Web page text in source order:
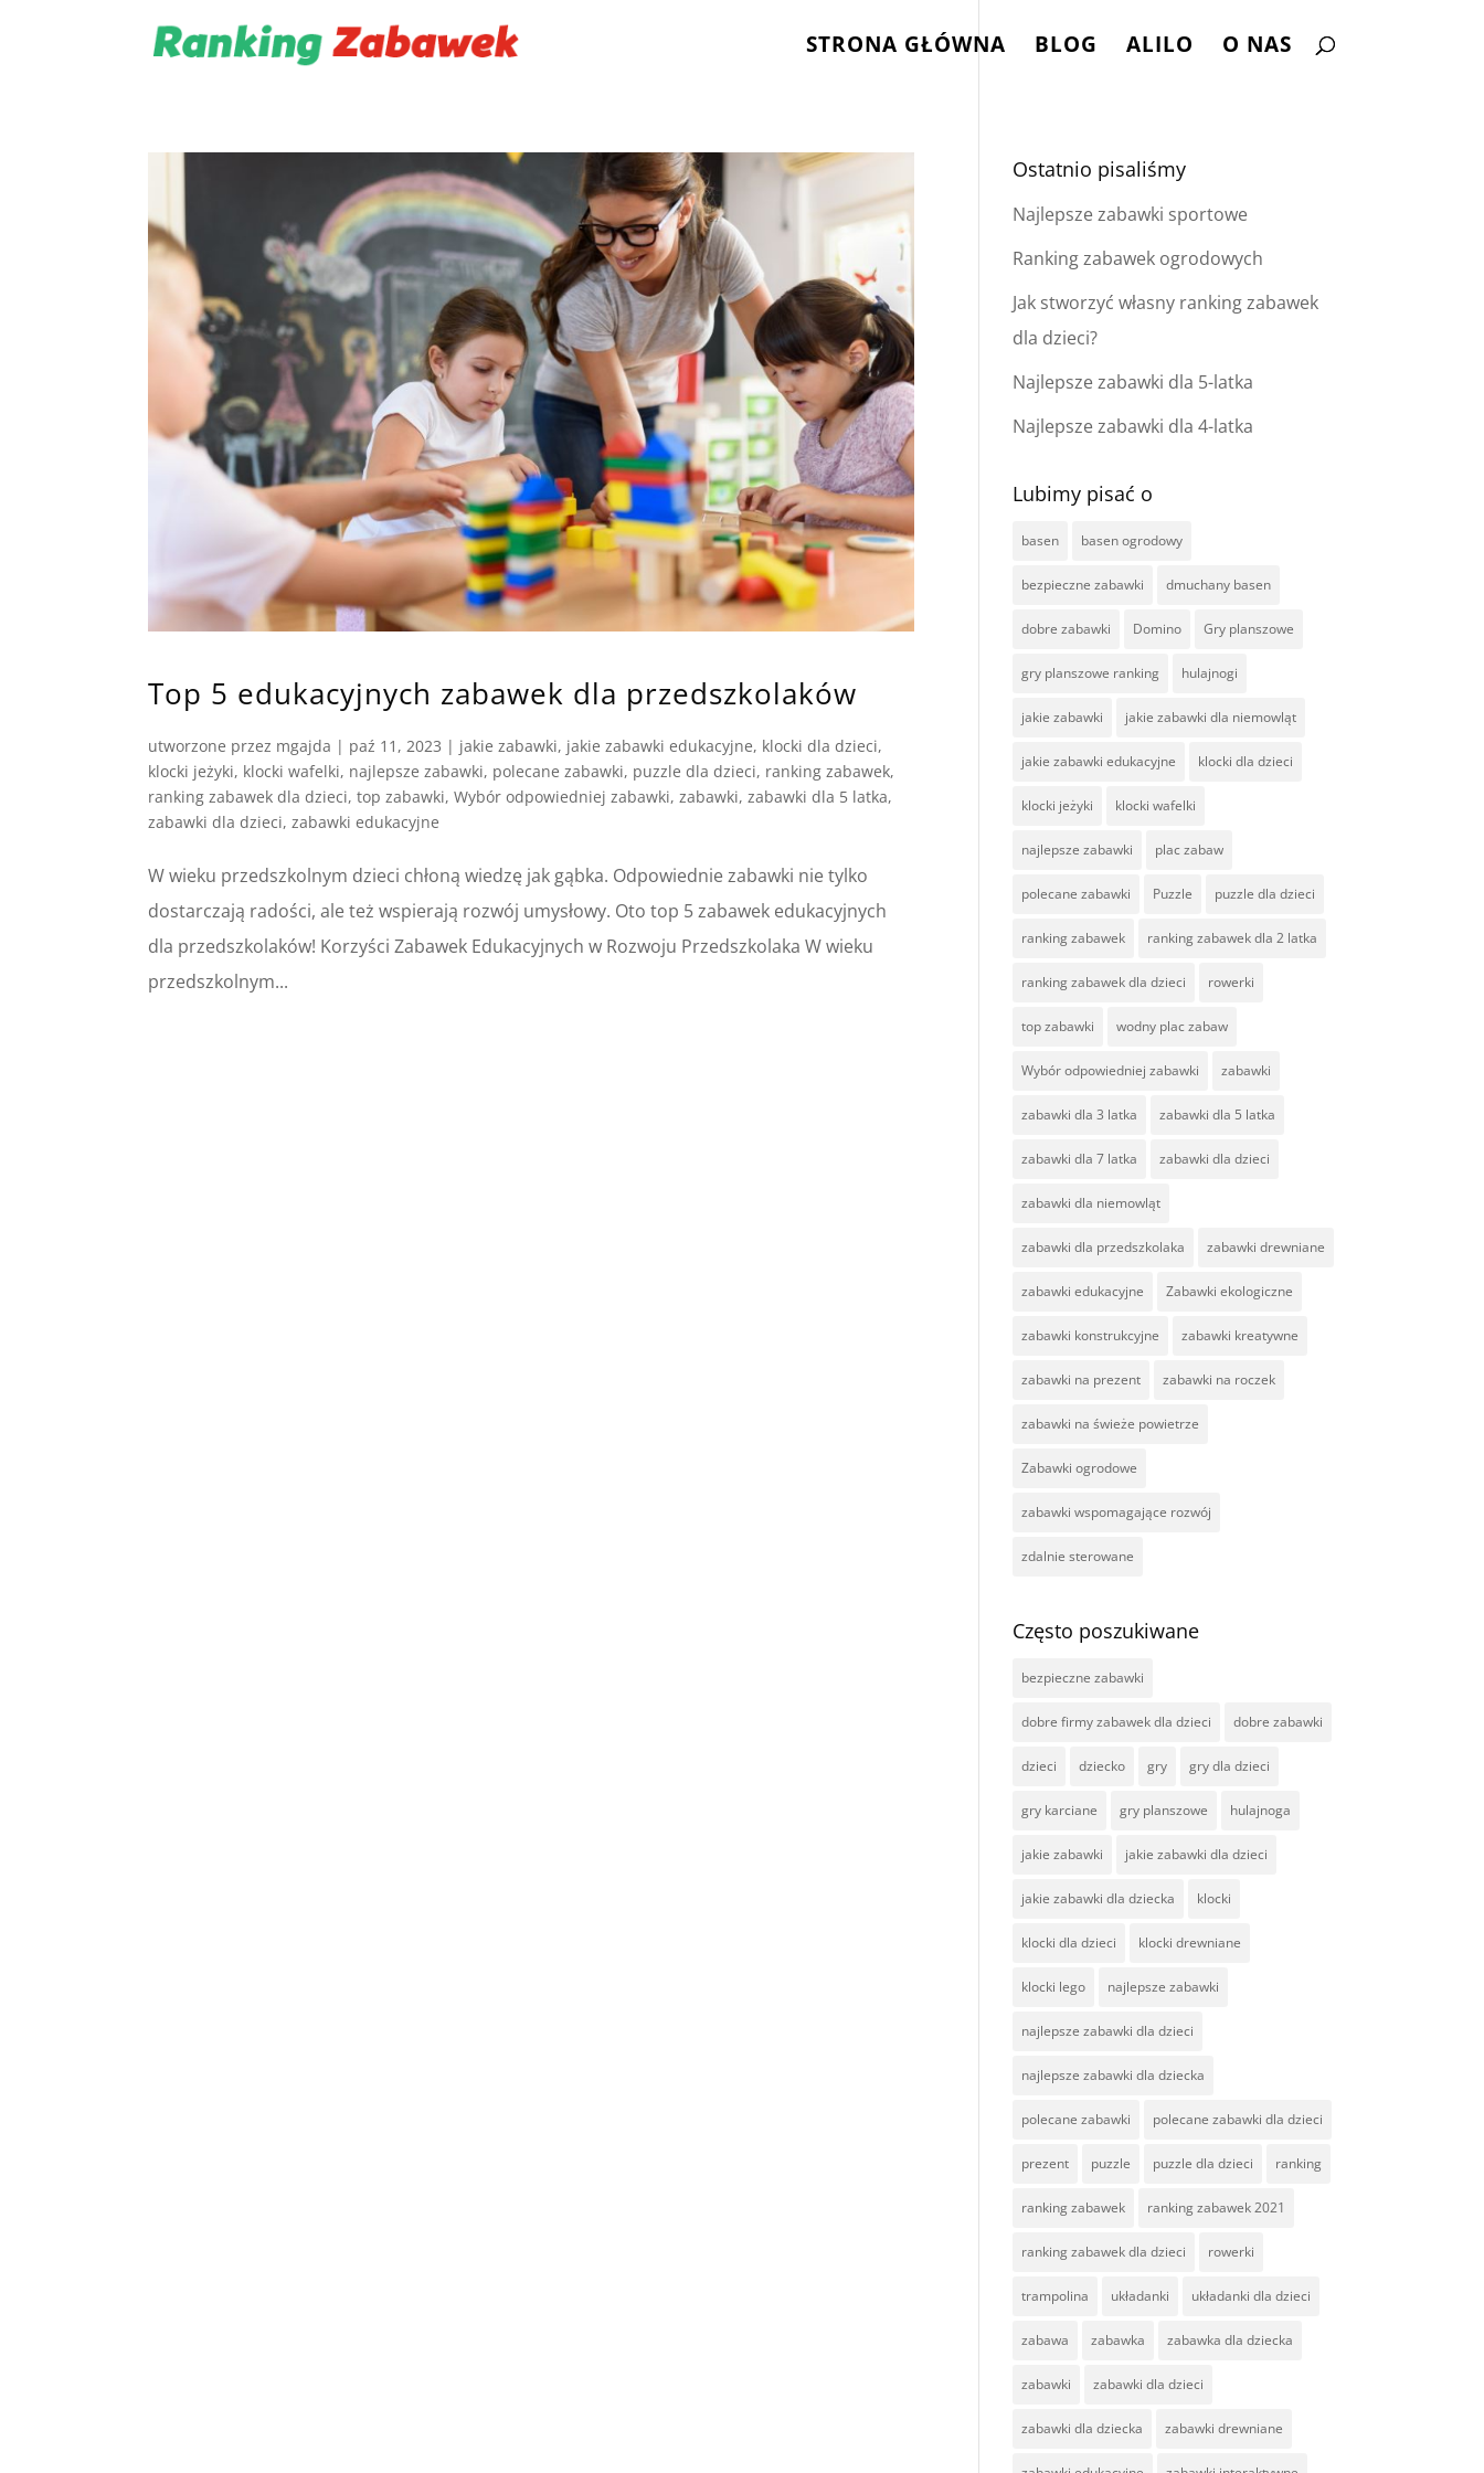
STRONA GŁÓWNA BLOG ALILO O NAS
Top 5 edukacyjnych zabawek dla przedszkolaków
utworzone przez mgajda | paź 11, 2023 | jakie zabawki, jakie zabawki edukacyjne, klocki dla dzieci,
klocki jeżyki, klocki wafelki, najlepsze zabawki, polecane zabawki, puzzle dla dzieci, ranking zabawek,
ranking zabawek dla dzieci,top zabawki,Wybór odpowiedniej zabawki,zabawki,zabawki dla 5 latka,
zabawki dla dzieci,zabawki edukacyjne
W wieku przedszkolnym dzieci chłoną wiedzę jak gąbka. Odpowiednie zabawki nie tylko
dostarczają radości, ale też wspierają rozwój umysłowy. Oto top 5 zabawek edukacyjnych
dla przedszkolaków! Korzyści Zabawek Edukacyjnych w Rozwoju Przedszkolaka W wieku
przedszkolnym...
Ostatnio pisaliśmy
Najlepsze zabawki sportowe
Ranking zabawek ogrodowych
Jak stworzyć własny ranking zabawek
dla dzieci?
Najlepsze zabawki dla 5-latka
Najlepsze zabawki dla 4-latka
Lubimy pisać o
basen basen ogrodowy
bezpieczne zabawki dmuchany basen
dobre zabawki Domino Gry planszowe
gry planszowe ranking hulajnogi
jakie zabawki jakie zabawki dla niemowląt
jakie zabawki edukacyjne klocki dla dzieci
klocki jeżyki klocki wafelki
najlepsze zabawki plac zabaw
polecane zabawki Puzzle puzzle dla dzieci
ranking zabawek ranking zabawek dla 2 latka
ranking zabawek dla dzieci rowerki
top zabawki wodny plac zabaw
Wybór odpowiedniej zabawki zabawki
zabawki dla 3 latka zabawki dla 5 latka
zabawki dla 7 latka zabawki dla dzieci
zabawki dla niemowląt
zabawki dla przedszkolaka zabawki drewniane
zabawki edukacyjne Zabawki ekologiczne
zabawki konstrukcyjne zabawki kreatywne
zabawki na prezent zabawki na roczek
zabawki na świeże powietrze
Zabawki ogrodowe
zabawki wspomagające rozwój
zdalnie sterowane
Często poszukiwane
bezpieczne zabawki
dobre firmy zabawek dla dzieci dobre zabawki
dzieci dziecko gry gry dla dzieci
gry karciane gry planszowe hulajnoga
jakie zabawki jakie zabawki dla dzieci
jakie zabawki dla dziecka klocki
klocki dla dzieci klocki drewniane
klocki lego najlepsze zabawki
najlepsze zabawki dla dzieci
najlepsze zabawki dla dziecka
polecane zabawki polecane zabawki dla dzieci
prezent puzzle puzzle dla dzieci ranking
ranking zabawek ranking zabawek 2021
ranking zabawek dla dzieci rowerki
trampolina układanki układanki dla dzieci
zabawa zabawka zabawka dla dziecka
zabawki zabawki dla dzieci
zabawki dla dziecka zabawki drewniane